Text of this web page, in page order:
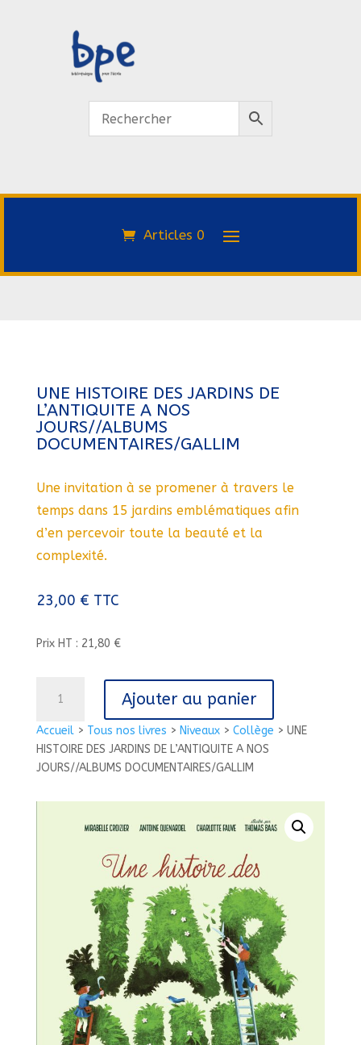
Articles 0
Accueil> Tous nos livres > Niveaux> Collège > UNE
HISTOIRE DES JARDINS DE L’ANTIQUITE A NOS
JOURS//ALBUMS DOCUMENTAIRES/GALLIM
UNE HISTOIRE DES JARDINS DE
L’ANTIQUITE A NOS
JOURS//ALBUMS
DOCUMENTAIRES/GALLIM
Une invitation à se promener à travers le
temps dans 15 jardins emblématiques afin
d’en percevoir toute la beauté et la
complexité.
23,00 € TTC
Prix HT : 21,80 €
UNE
HISTOIRE
DES
JOURS//ALBUMS
DOCUMENTAIRES/GALLIM
Ajouter au panier